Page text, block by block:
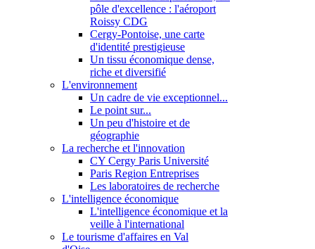
pôle d'excellence : l'aéroport
Roissy CDG
Cergy-Pontoise, une carte
d'identité prestigieuse
Un tissu économique dense,
riche et diversifié
L'environnement
Un cadre de vie exceptionnel...
Le point sur...
Un peu d'histoire et de
géographie
La recherche et l'innovation
CY Cergy Paris Université
Paris Region Entreprises
Les laboratoires de recherche
L'intelligence économique
L'intelligence économique et la
veille à l'international
Le tourisme d'affaires en Val